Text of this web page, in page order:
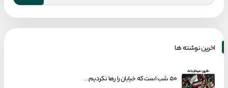
اخرین نوشته ها
۵۰ شب است که خیابان را رها نکردیم…